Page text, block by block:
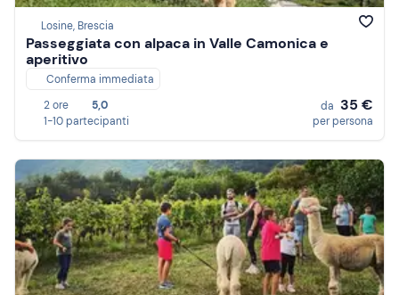
Losine, Brescia
Passeggiata con alpaca in Valle Camonica e
aperitivo
Conferma immediata
2 ore
5,0
1-10 partecipanti
da 35 €
per persona